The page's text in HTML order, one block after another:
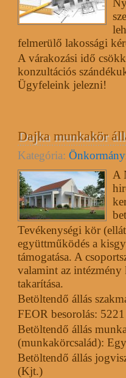
felmerülő lakossági
A várakozási idő
konzultációs
Ügyfeleink jelezni!
Dajka munkakör
Kategória:
A
Tevékenységi kör
együttműködés a
támogatása. A
valamint az intézmény
takarítása.
Betöltendő állás
FEOR besorolás:
Betöltendő állás
(munkakörcsalád):
Betöltendő állás
(Kjt.)